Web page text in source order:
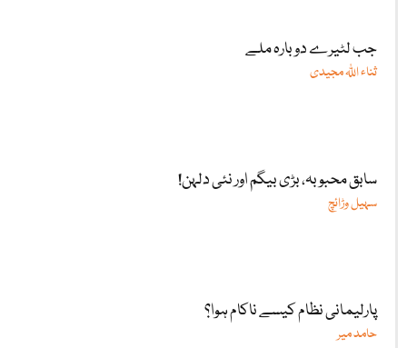
جب لٹیرے دوبارہ ملے
ثناء اللّٰہ مجیدی
سابق محبوبہ، بڑی بیگم اور نئی دلہن!
سہیل وڑائچ
پارلیمانی نظام کیسے ناکام ہوا؟
حامد میر